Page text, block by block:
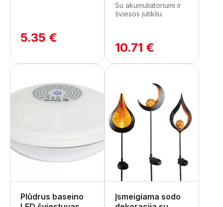
5.35 €
Su akumuliatoriumi ir
šviesos jutikliu.
10.71 €
Plūdrus baseino
Įsmeigiama sodo